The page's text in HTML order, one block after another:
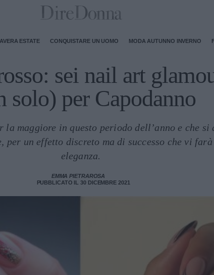
ESTATE CONQUISTARE UN UOMO MODA AUTUNNO INVERNO
sei nail art
solo) per Capodanno
la maggiore in questo periodo dell’anno e che
per un effetto discreto ma di successo che vi
eleganza.
EMMA PIETRAROSA
PUBBLICATO IL 30 DICEMBRE 2021